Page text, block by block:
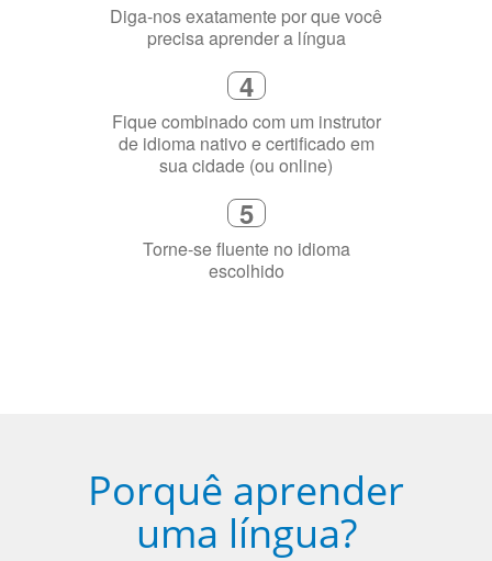
Diga-nos exatamente por que você
precisa aprender a língua
4
Fique combinado com um instrutor
de idioma nativo e certificado em
sua cidade (ou online)
5
Torne-se fluente no idioma
escolhido
Porquê aprender
uma língua?